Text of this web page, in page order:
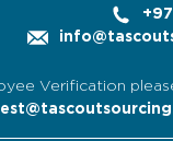
Verification